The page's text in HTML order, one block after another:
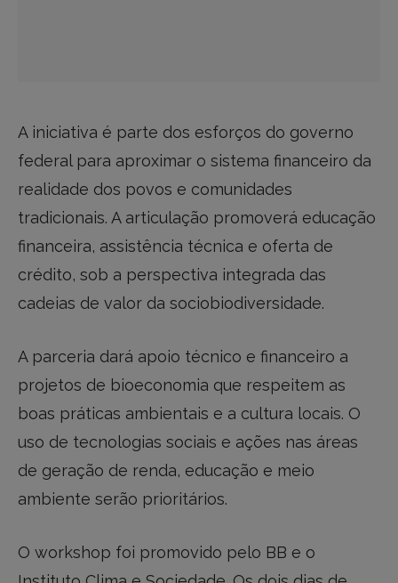
A iniciativa é parte dos esforços do governo
federal para aproximar o sistema financeiro da
realidade dos povos e comunidades
tradicionais. A articulação promoverá educação
financeira, assistência técnica e oferta de
crédito, sob a perspectiva integrada das
cadeias de valor da sociobiodiversidade.
A parceria dará apoio técnico e financeiro a
projetos de bioeconomia que respeitem as
boas práticas ambientais e a cultura locais. O
uso de tecnologias sociais e ações nas áreas
de geração de renda, educação e meio
ambiente serão prioritários.
O workshop foi promovido pelo BB e o